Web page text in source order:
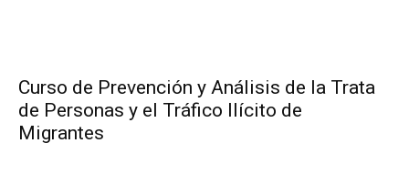
Curso de Prevención y Análisis de la Trata
de Personas y el Tráfico Ilícito de
Migrantes